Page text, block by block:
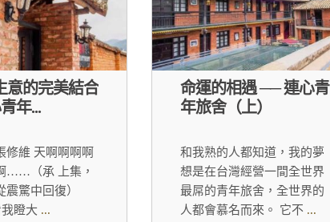
意的完美結合
年...
修維 天啊啊啊啊
……（承 上集，
震驚中回復）
瞪大 ...
命運的相遇 ── 連心青
年旅舍（上）
和我熟的人都知道，我的夢
想是在台灣經營一間全世界
最屌的青年旅舍，全世界的
人都會慕名而來。 它不 ...